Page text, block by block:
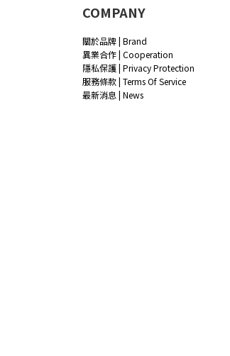
COMPANY
關於品牌 | Brand
異業合作 | Cooperation
隱私保護 | Privacy Protection
服務條款 | Terms Of Service
最新消息 | News